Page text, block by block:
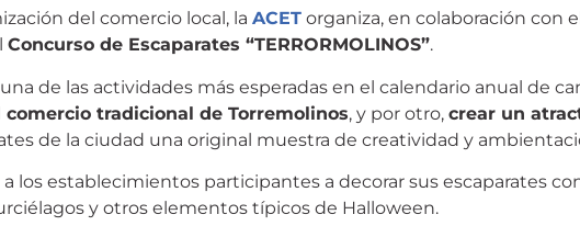
del comercio local, la ACET organiza, en colaboración con el
Concurso de Escaparates “TERRORMOLINOS”.
de las actividades más esperadas en el calendario anual de
tradicional de Torremolinos, y por otro, crear un
de la ciudad una original muestra de creatividad y
los establecimientos participantes a decorar sus escaparates
y otros elementos típicos de Halloween.